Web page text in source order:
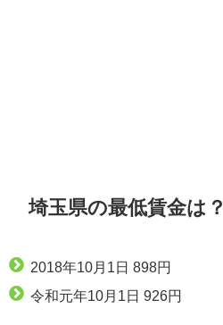
埼玉県の最低賃金は？
2018年10月1日 898円
令和元年10月1日 926円